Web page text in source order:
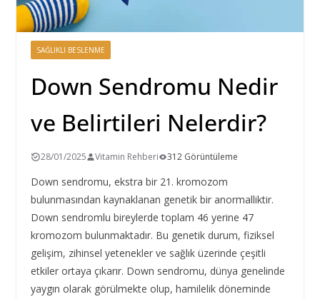
SAĞLIKLI BESLENME
Down Sendromu Nedir
ve Belirtileri Nelerdir?
28/01/2025 Vitamin Rehberi 312 Görüntüleme
Down sendromu, ekstra bir 21. kromozom
bulunmasından kaynaklanan genetik bir anormalliktir.
Down sendromlu bireylerde toplam 46 yerine 47
kromozom bulunmaktadır. Bu genetik durum, fiziksel
gelişim, zihinsel yetenekler ve sağlık üzerinde çeşitli
etkiler ortaya çıkarır. Down sendromu, dünya genelinde
yaygın olarak görülmekte olup, hamilelik döneminde